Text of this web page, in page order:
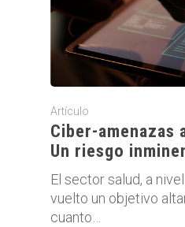
Artículo
Ciber-amenazas
Un riesgo
El sector salud, a
vuelto un objetivo
cuanto…